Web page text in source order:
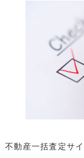
不動産一括査定サ